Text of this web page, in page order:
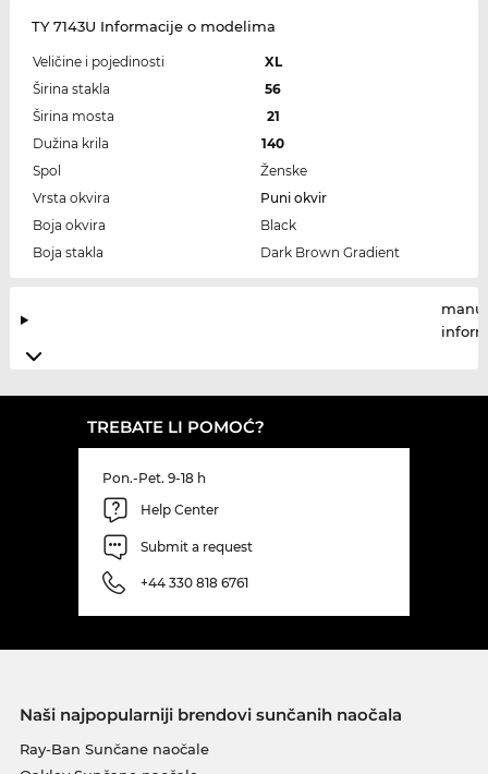
TY 7143U Informacije o modelima
Veličine i pojedinosti
XL
Širina stakla
56
Širina mosta
21
Dužina krila
140
Spol
Ženske
Vrsta okvira
Puni okvir
Boja okvira
Black
Boja stakla
Dark Brown Gradient
TREBATE LI POMOĆ?
Pon.-Pet. 9-18 h
Help Center
Submit a request
+44 330 818 6761
Naši najpopularniji brendovi sunčanih naočala
Ray-Ban Sunčane naočale